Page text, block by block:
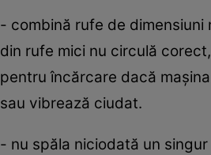
- combină rufe de
din rufe mici nu circulă
pentru încărcare dacă
sau vibrează ciudat.
- nu spăla niciodată un